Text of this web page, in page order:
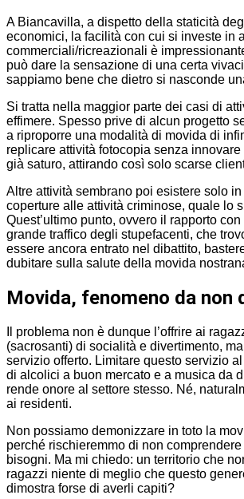
A Biancavilla, a dispetto della staticità
economici, la facilità con cui si investe in
commerciali/ricreazionali è
può dare la sensazione di una certa
sappiamo bene che dietro si nasconde
Si tratta nella maggior parte dei casi di
effimere. Spesso prive di alcun progetto
a riproporre una modalità di movida di
replicare attività fotocopia senza
già saturo, attirando così solo scarse
Altre attività sembrano poi esistere solo
coperture alle attività criminose, quale lo
Quest’ultimo punto, ovvero il rapporto
grande traffico degli stupefacenti, che
essere ancora entrato nel dibattito,
dubitare sulla salute della movida
Movida, fenomeno da non
Il problema non è dunque l’offrire ai
(sacrosanti) di socialità e divertimento,
servizio offerto. Limitare questo servizio
di alcolici a buon mercato e a musica da
rende onore al settore stesso. Né,
ai residenti.
Non possiamo demonizzare in toto la
perché rischieremmo di non
bisogni. Ma mi chiedo: un territorio che
ragazzi niente di meglio che questo
dimostra forse di averli capiti?